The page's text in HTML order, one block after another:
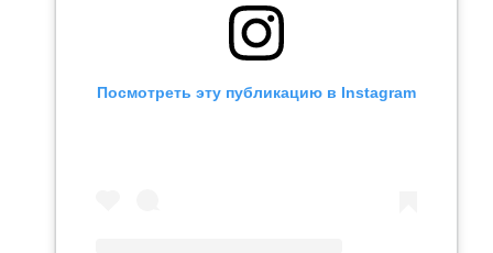
Посмотреть эту публикацию в Instagram